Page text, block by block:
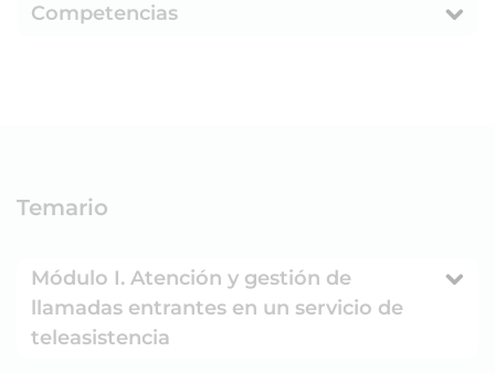
Competencias
Temario
Módulo I. Atención y gestión de
llamadas entrantes en un servicio de
teleasistencia